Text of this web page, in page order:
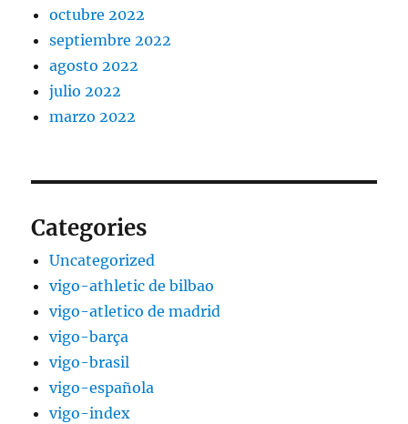
octubre 2022
septiembre 2022
agosto 2022
julio 2022
marzo 2022
Categories
Uncategorized
vigo-athletic de bilbao
vigo-atletico de madrid
vigo-barça
vigo-brasil
vigo-española
vigo-index